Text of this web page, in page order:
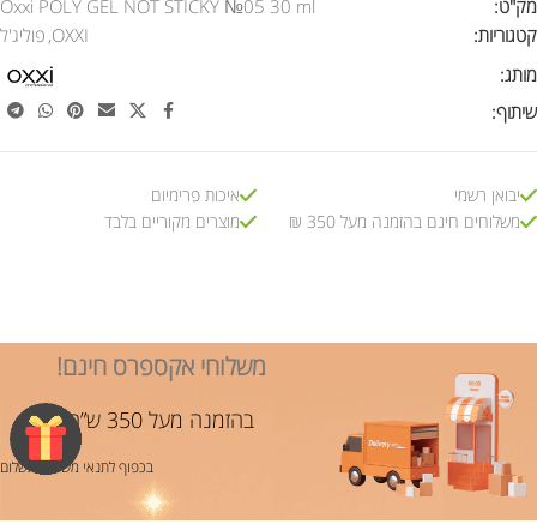
מק"ט:
Oxxi POLY GEL NOT STICKY №05 30 ml
קטגוריות:
OXXI
, פוליג'ל
מותג:
שיתוף:
יבואן רשמי
משלוחים חינם בהזמנה מעל 350 ₪
איכות פרימיום
מוצרים מקוריים בלבד
משלוחי אקספרס חינם!
בהזמנה מעל 350 ש”ח
בכפוף לתנאי משלוח ותשלום